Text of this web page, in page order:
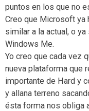
puntos en los que no
Creo que Microsoft ya
similar a la actual, o
Windows Me.
Yo creo que cada vez
nueva plataforma que
importante de Hard y
y allana terreno
ésta forma nos obliga